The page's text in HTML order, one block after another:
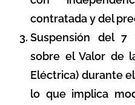
contratada y del
Suspensión del 7
sobre el Valor de
Eléctrica) durante
lo que implica